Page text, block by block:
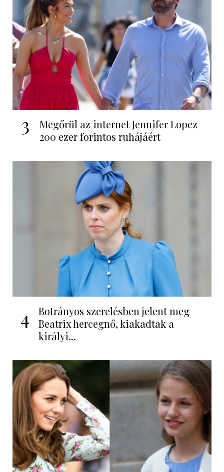
3
Megőrül az internet Jennifer Lopez
200 ezer forintos ruhájáért
4
Botrányos szerelésben jelent meg
Beatrix hercegnő, kiakadtak a
királyi...